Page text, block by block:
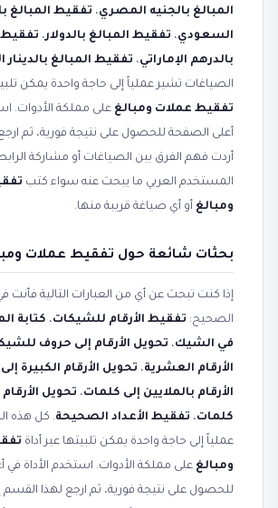
المبالغ بالجنيه المصري، تفقيط المبالغ
السعودي، تفقيط المبالغ بالدولار، تفقيط
بالدرهم الإماراتي، تفقيط المبالغ بالدينار
الصياغات تشير عملياً إلى حاجة واحدة يمكن
تفقيط عملات ومبالغ على مملكة الأدوات.
أعلى الصفحة للحصول على نتيجة فورية، ثم
أردت فهم الفرق بين الصياغات أو مشاركة
المستخدم العربي ما يبحث عنه سواء كتب
ومبالغ أو أي صياغة قريبة منها.
بحثات شائعة حول تفقيط عملات
إذا كنت تبحث عن أي من العبارات التالية فأنت
الصحيح: تفقيط الأرقام للشيكات، كتابة
في الشيك، تحويل الأرقام إلى حروف
الأرقام العشرية، تحويل الأرقام الكبيرة
الأرقام بالملايين إلى كلمات، تحويل الأرقام
كلمات، تفقيط الأعداد الصحيحة. كل هذه
عملياً إلى حاجة واحدة يمكن تلبيتها عبر أداة
ومبالغ على مملكة الأدوات. استخدم الأداة في
للحصول على نتيجة فورية، ثم ارجع لهذا القسم